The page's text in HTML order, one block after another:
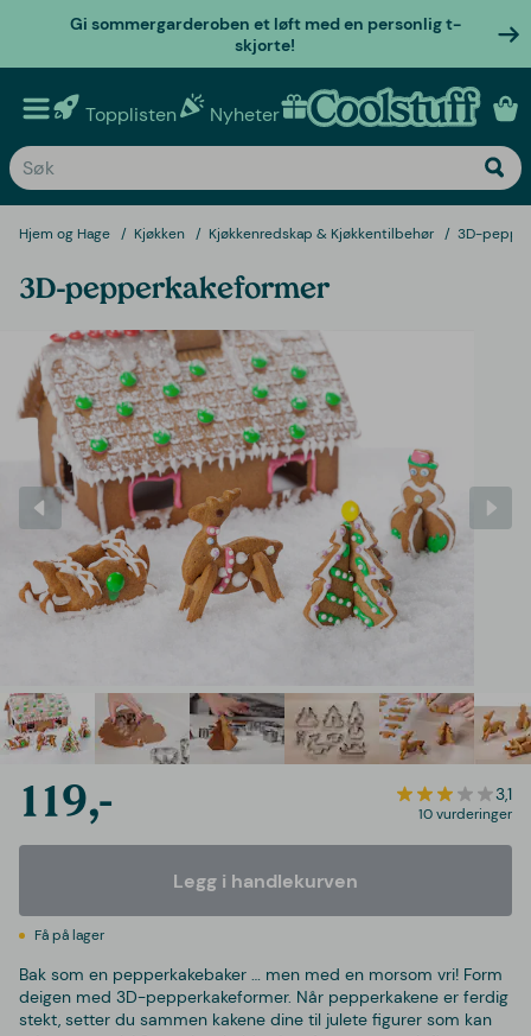
Gi sommergarderoben et løft med en personlig t-
skjorte!
Topplisten Nyheter Personlige gaver
Hjem og Hage Kjøkken Kjøkkenredskap & Kjøkkentilbehør 3D-
3D-pepperkakeformer
119,- 3,1
10 vurderinger
Legg i handlekurven
Få på lager
Bak som en pepperkakebaker … men med en morsom vri! Form
deigen med 3D-pepperkakeformer. Når pepperkakene er ferdig
stekt, setter du sammen kakene dine til julete figurer som kan